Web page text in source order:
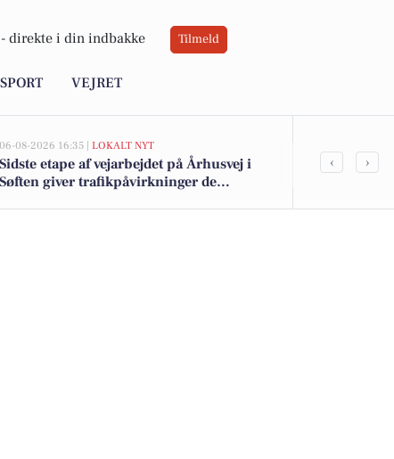
direkte i din indbakke Tilmeld
SPORT VEJRET
06-08-2026 16:35 | LOKALT NYT
Sidste etape af vejarbejdet på Århusvej i
Søften giver trafikpåvirkninger de
‹ ›